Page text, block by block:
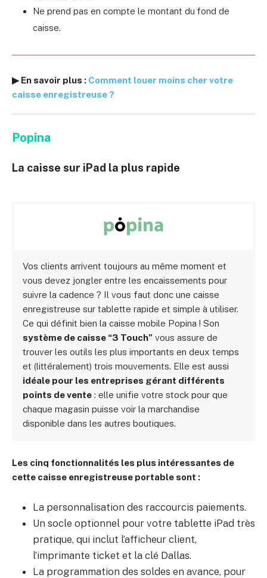
Ne prend pas en compte le montant du fond de
caisse.
▶ En savoir plus : Comment louer moins cher votre
caisse enregistreuse ?
Popina
La caisse sur iPad la plus rapide
Vos clients arrivent toujours au même moment et
vous devez jongler entre les encaissements pour
suivre la cadence ? Il vous faut donc une caisse
enregistreuse sur tablette rapide et simple à utiliser.
Ce qui définit bien la caisse mobile Popina ! Son
système de caisse “3 Touch” vous assure de
trouver les outils les plus importants en deux temps
et (littéralement) trois mouvements. Elle est aussi
idéale pour les entreprises gérant différents
points de vente : elle unifie votre stock pour que
chaque magasin puisse voir la marchandise
disponible dans les autres boutiques.
Les cinq fonctionnalités les plus intéressantes de
cette caisse enregistreuse portable sont :
La personnalisation des raccourcis paiements.
Un socle optionnel pour votre tablette iPad très
pratique, qui inclut l’afficheur client,
l’imprimante ticket et la clé Dallas.
La programmation des soldes en avance, pour